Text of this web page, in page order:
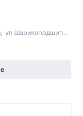
ул Шарикоподшипниковская